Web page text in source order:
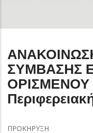
ΣΥΜΒΑΣΗΣ
ΟΡΙΣΜΕΝΟΥ
ΠΡΟΚΗΡΥΞΗ